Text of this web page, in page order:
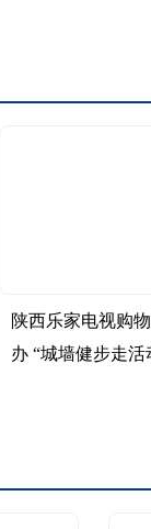
陕西乐家电视购
办 “城墙健步走活